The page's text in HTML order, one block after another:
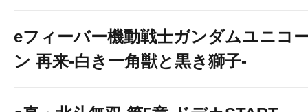
eフィーバー機動戦士ガンダムユニコ
ン 再来-白き一角獣と黒き獅子-